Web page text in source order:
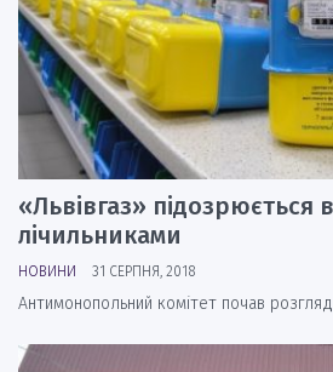
«Львівгаз» підозрюється
лічильниками
НОВИНИ 31 СЕРПНЯ, 2018
Антимонопольний комітет почав